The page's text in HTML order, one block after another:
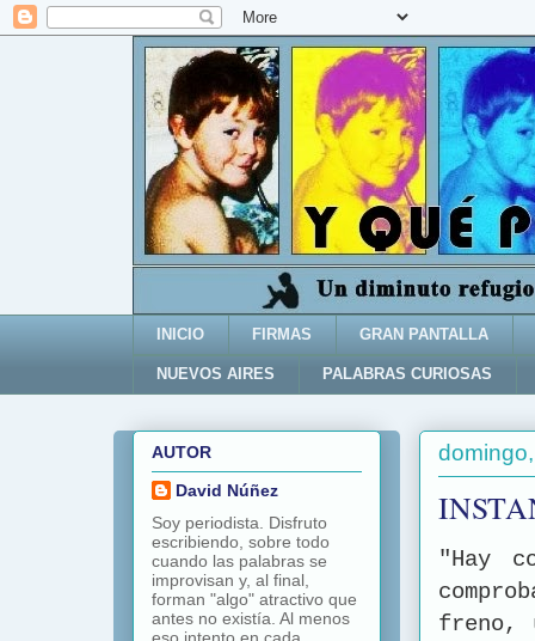
INICIO FIRMAS GRAN PANTALLA
NUEVOS AIRES PALABRAS CURIOSAS
"Hay
freno,
AUTOR
David Núñez
Soy periodista. Disfruto
escribiendo, sobre todo
cuando las palabras se
improvisan y, al final,
forman "algo" atractivo que
antes no existía. Al menos
eso intento en cada